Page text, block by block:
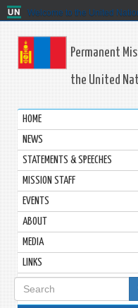
Welcome to the United
Permanent
the United
HOME
NEWS
STATEMENTS & SPEECHES
MISSION STAFF
EVENTS
ABOUT
MEDIA
LINKS
Search